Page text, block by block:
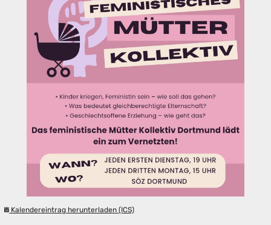
Kalendereintrag herunterladen (ICS)